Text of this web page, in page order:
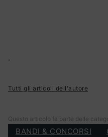
.
Tutti gli articoli dell'autore
Questo articolo fa parte delle
BANDI & CONCORSI